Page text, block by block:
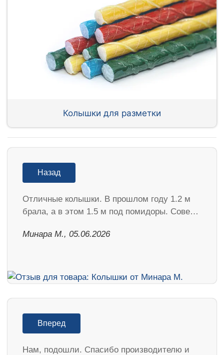
Колышки для разметки
Назад
Отличные колышки. В прошлом году 1.2 м
брала, а в этом 1.5 м под помидоры. Сове…
Минара М., 05.06.2026
Вперед
Нам, подошли. Спасибо производителю и